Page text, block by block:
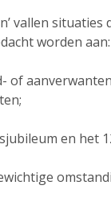
vallen
worden aan:
of
en het